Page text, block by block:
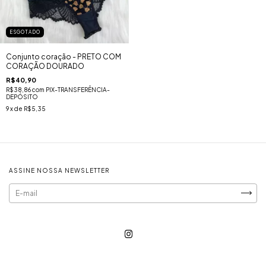
ESGOTADO
Conjunto coração - PRETO COM
CORAÇÃO DOURADO
R$40,90
R$38,86com PIX-TRANSFERÊNCIA-
DEPÓSITO
9x de R$5,35
ASSINE NOSSA NEWSLETTER